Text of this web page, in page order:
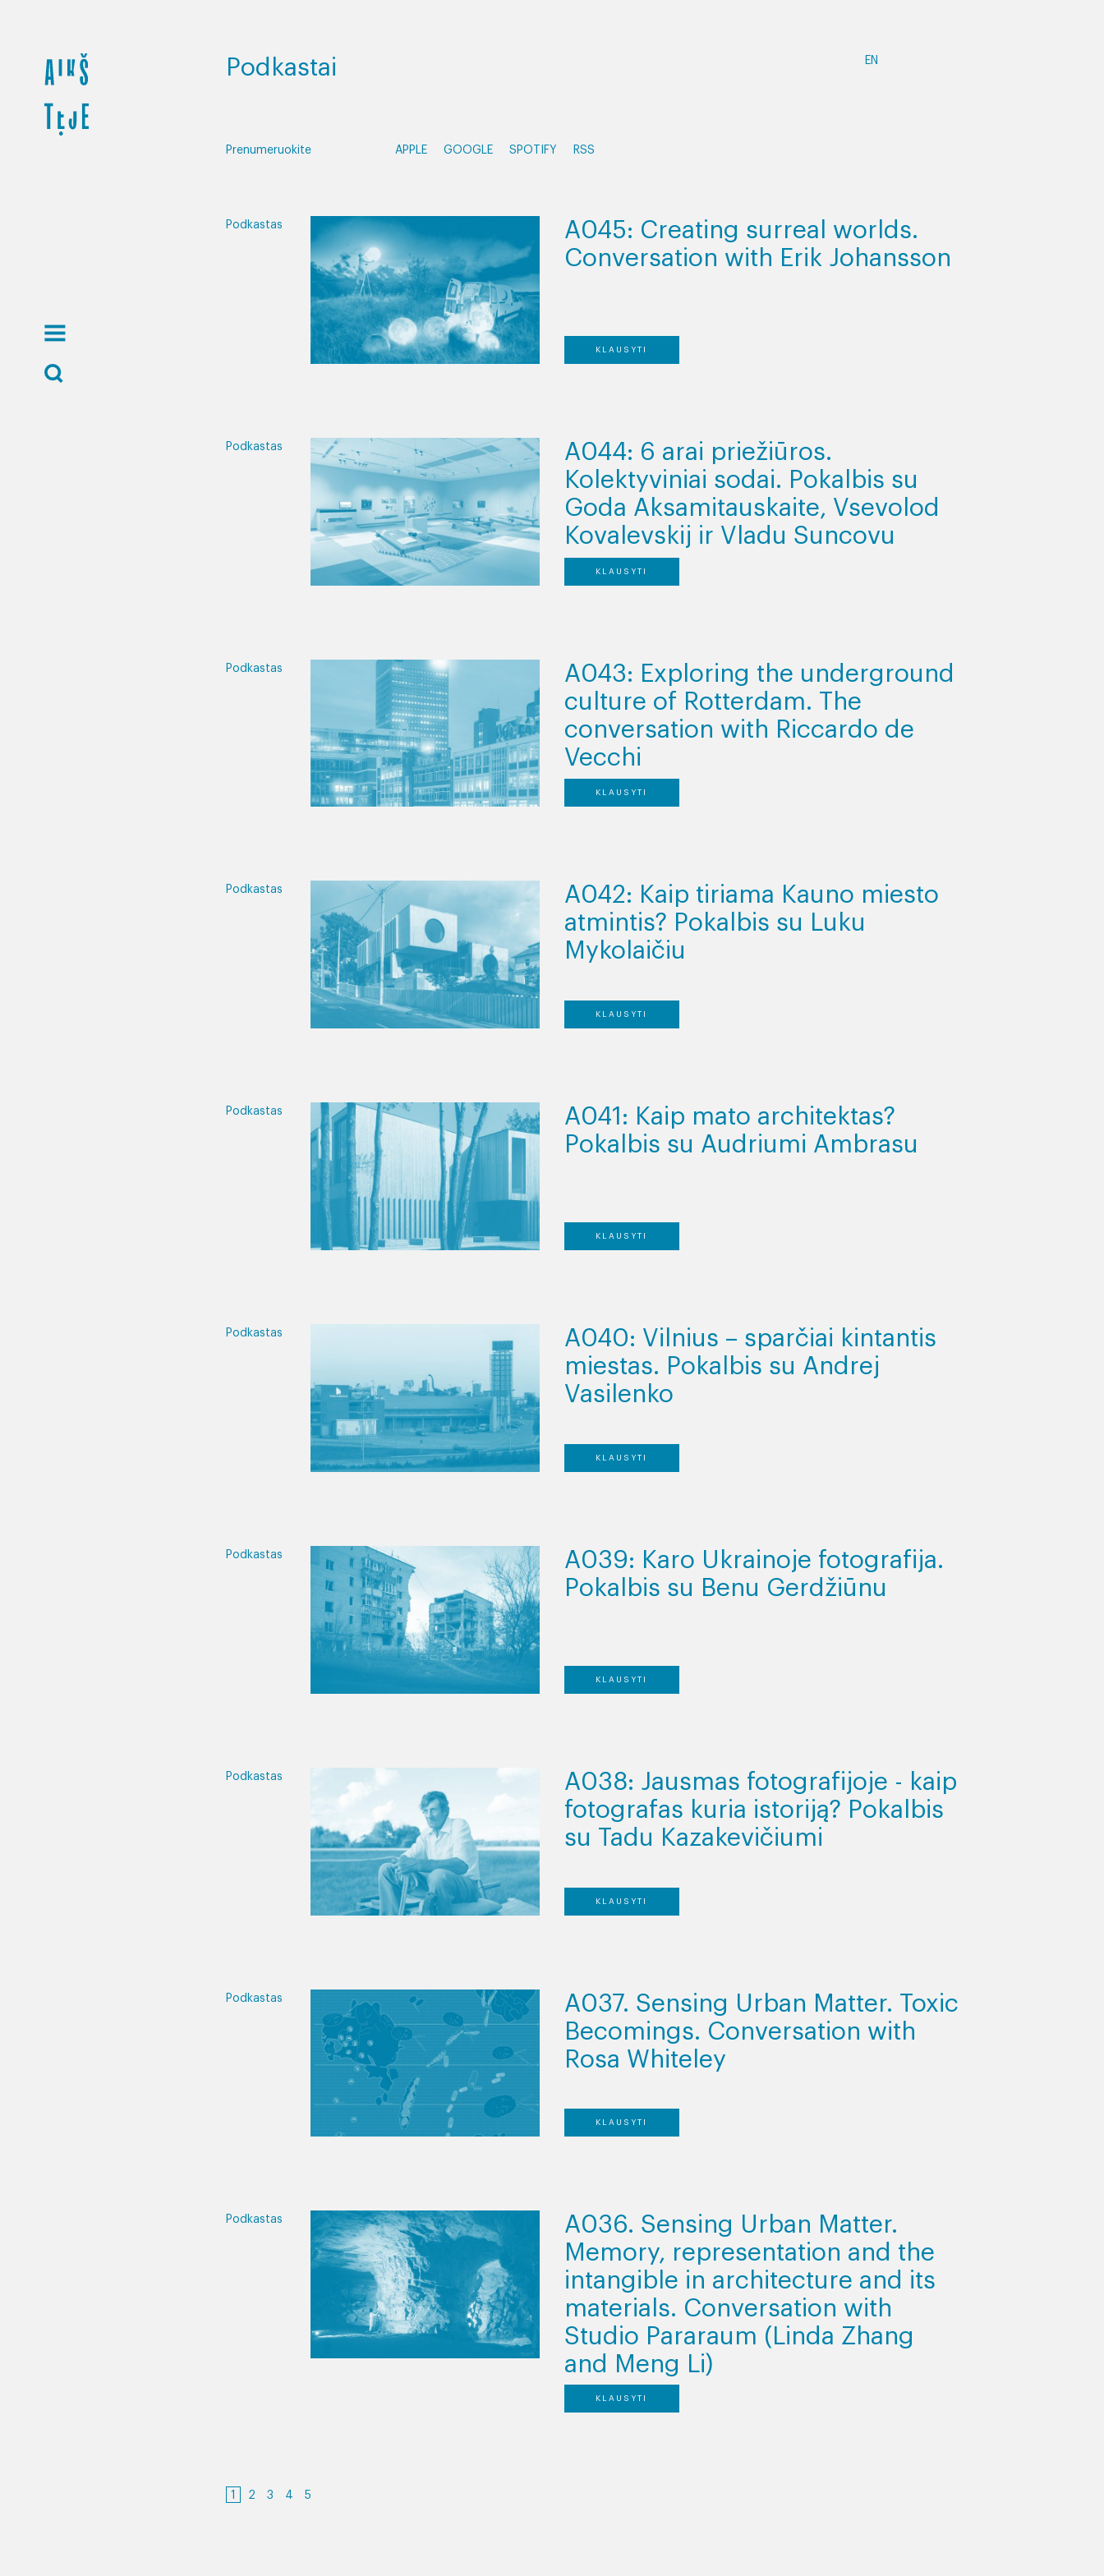
Podkastai EN
Prenumeruokite APPLE GOOGLE SPOTIFY RSS
Podkastas
A045: Creating surreal worlds.
Conversation with Erik Johansson
KLAUSYTI
Podkastas
A044: 6 arai priežiūros.
Kolektyviniai sodai. Pokalbis su
Goda Aksamitauskaite, Vsevolod
Kovalevskij ir Vladu Suncovu
KLAUSYTI
Podkastas
A043: Exploring the underground
culture of Rotterdam. The
conversation with Riccardo de
Vecchi
KLAUSYTI
Podkastas
A042: Kaip tiriama Kauno miesto
atmintis? Pokalbis su Luku
Mykolaičiu
KLAUSYTI
Podkastas
A041: Kaip mato architektas?
Pokalbis su Audriumi Ambrasu
KLAUSYTI
Podkastas
A040: Vilnius – sparčiai kintantis
miestas. Pokalbis su Andrej
Vasilenko
KLAUSYTI
Podkastas
A039: Karo Ukrainoje fotografija.
Pokalbis su Benu Gerdžiūnu
KLAUSYTI
Podkastas
A038: Jausmas fotografijoje - kaip
fotografas kuria istoriją? Pokalbis
su Tadu Kazakevičiumi
KLAUSYTI
Podkastas
A037. Sensing Urban Matter. Toxic
Becomings. Conversation with
Rosa Whiteley
KLAUSYTI
Podkastas
A036. Sensing Urban Matter.
Memory, representation and the
intangible in architecture and its
materials. Conversation with
Studio Pararaum (Linda Zhang
and Meng Li)
KLAUSYTI
1 2 3 4 5